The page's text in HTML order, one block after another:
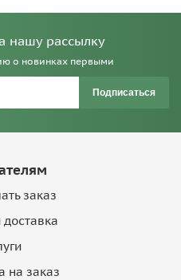
нашу рассылку
о новинках первыми
Подписаться
заказ
на заказ